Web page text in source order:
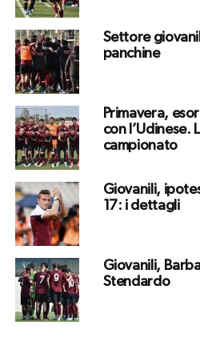
Settore
panchine
Primavera,
con l’Udinese.
campionato
Giovanili,
17: i dettagli
Giovanili,
Stendardo